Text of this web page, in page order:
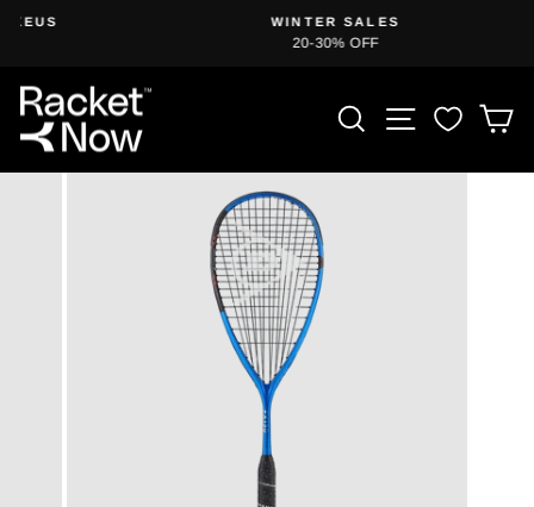
Keskeytä
WINTER SALES
20-30% OFF
TUOTEHAKU